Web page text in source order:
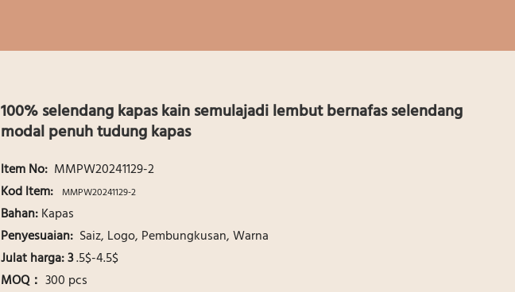
100% selendang kapas kain semulajadi lembut bernafas selendang
modal penuh tudung kapas
ltem No: MMPW20241129-2
Kod ltem: MMPW20241129-2
Bahan:Kapas
Penyesuaian: Saiz, Logo, Pembungkusan, Warna
Julat harga: 3.5$-4.5$
MOQ： 300 pcs